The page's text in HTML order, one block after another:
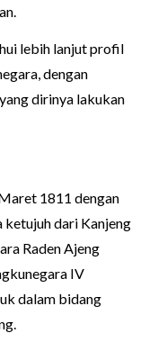
lebih lanjut profil
dengan
dirinya lakukan
1811 dengan
ketujuh dari Kanjeng
Raden Ajeng
IV
dalam bidang